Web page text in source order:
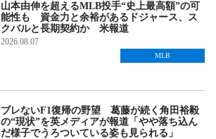
山本由伸を超えるMLB投手“史上最高額”の可
能性も 資金力と余裕があるドジャース、ス
クバルと長期契約か 米報道
2026.08.07
MLB
ブレないF1復帰の野望 葛藤が続く角田裕毅
の“現状”を英メディアが報道「やや落ち込ん
だ様子でうろついている姿も見られる」